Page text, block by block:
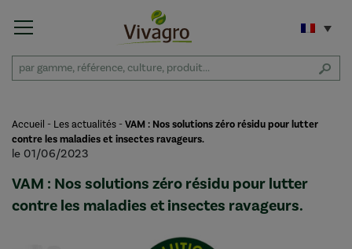
Accueil - Les actualités -VAM : Nos solutions zéro résidu pour lutter
contre les maladies et insectes ravageurs.
le 01/06/2023
VAM : Nos solutions zéro résidu pour lutter
contre les maladies et insectes ravageurs.